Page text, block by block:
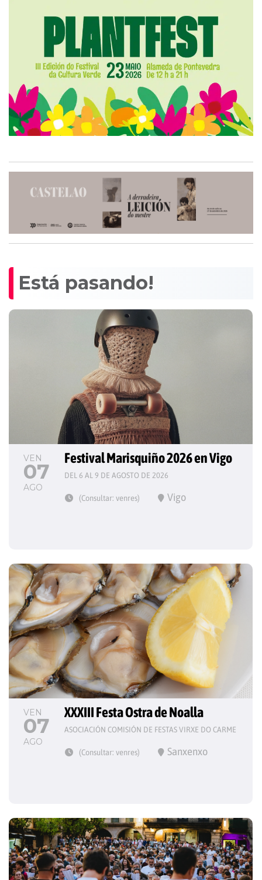
Está pasando!
VEN
07
AGO
Festival Marisquiño 2026 en Vigo
DEL 6 AL 9 DE AGOSTO DE 2026
(Consultar: venres) Vigo
VEN
07
AGO
XXXIII Festa Ostra de Noalla
ASOCIACIÓN COMISIÓN DE FESTAS VIRXE DO CARME
(Consultar: venres) Sanxenxo